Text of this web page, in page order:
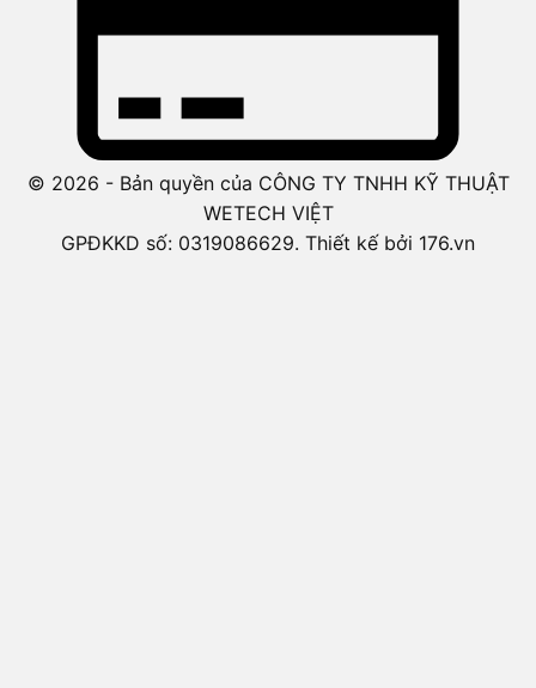
© 2026 - Bản quyền của CÔNG TY TNHH KỸ THUẬT
WETECH VIỆT
GPĐKKD số: 0319086629. Thiết kế bởi 176.vn